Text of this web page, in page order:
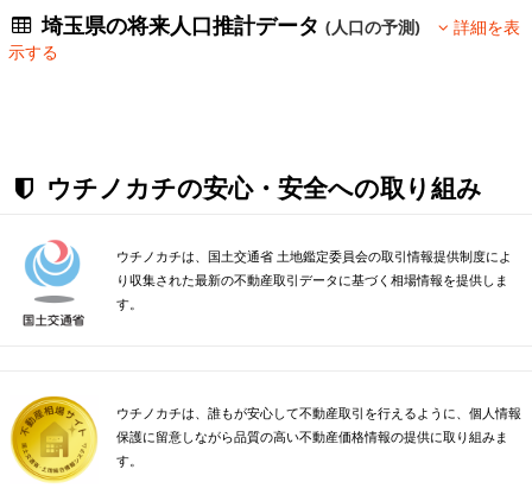
埼玉県の将来人口推計データ(人口の予測)
詳細を表
示する
ウチノカチの安心・安全への取り組み
ウチノカチは、国土交通省 土地鑑定委員会の取引情報提供制度によ
り収集された最新の不動産取引データに基づく相場情報を提供しま
す。
ウチノカチは、誰もが安心して不動産取引を行えるように、個人情報
保護に留意しながら品質の高い不動産価格情報の提供に取り組みま
す。